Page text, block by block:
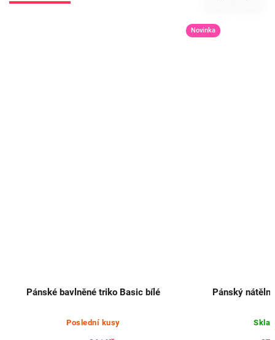
Pánské bavlněné triko Basic bílé
Poslední kusy
Novinka
Pánský